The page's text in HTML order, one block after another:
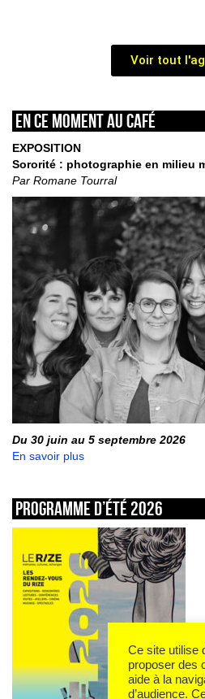
Voir tout
En ce moment au café
EXPOSITION
Sororité : photographie en milieu
Par Romane Tourral
Du 30 juin au 5 septembre 2026
En savoir plus
Programme d’été 2026
Ce site utilise
proposer des
aide à la
d’audience.